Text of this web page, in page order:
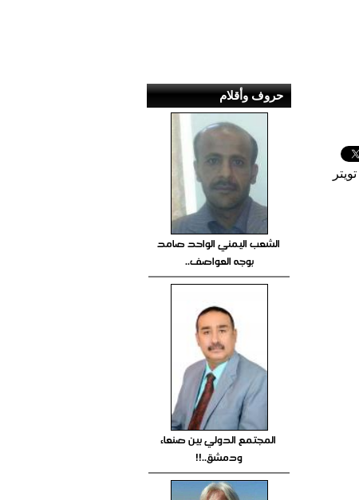
حروف وأقلام
الشعب اليمني الواحد صامد
بوجه العواصف..
المجتمع الدولي بين صنعاء
ودمشق..!!